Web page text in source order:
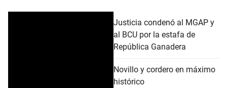
Justicia condenó al MGAP y
al BCU por la estafa de
República Ganadera
Novillo y cordero en máximo
histórico